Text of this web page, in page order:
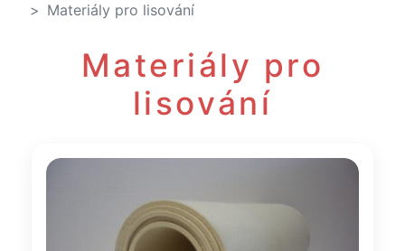
Materiály pro lisování
Materiály pro
lisování